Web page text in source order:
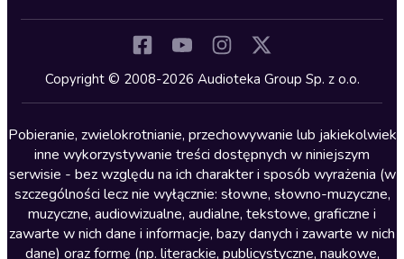
Kryminały
Lektury szkolne
Literatura anglojęzyczna
Literatura faktu
Literatura obyczajowa
Literatura piękna obca
Copyright © 2008-2026 Audioteka Group Sp. z o.o.
Pobieranie, zwielokrotnianie, przechowywanie lub jakiekolwiek
inne wykorzystywanie treści dostępnych w niniejszym
serwisie - bez względu na ich charakter i sposób wyrażenia (w
szczególności lecz nie wyłącznie: słowne, słowno-muzyczne,
muzyczne, audiowizualne, audialne, tekstowe, graficzne i
zawarte w nich dane i informacje, bazy danych i zawarte w nich
dane) oraz formę (np. literackie, publicystyczne, naukowe,